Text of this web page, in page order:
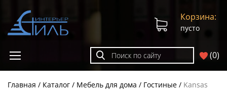
(0)
Корзина:
пусто
Главная Каталог Мебель для дома Гостиные Kansas